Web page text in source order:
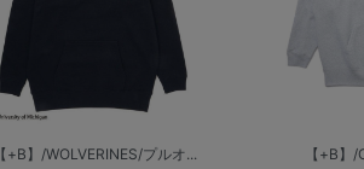
【+B】/WOLVERINES/プルオ... 【+B】